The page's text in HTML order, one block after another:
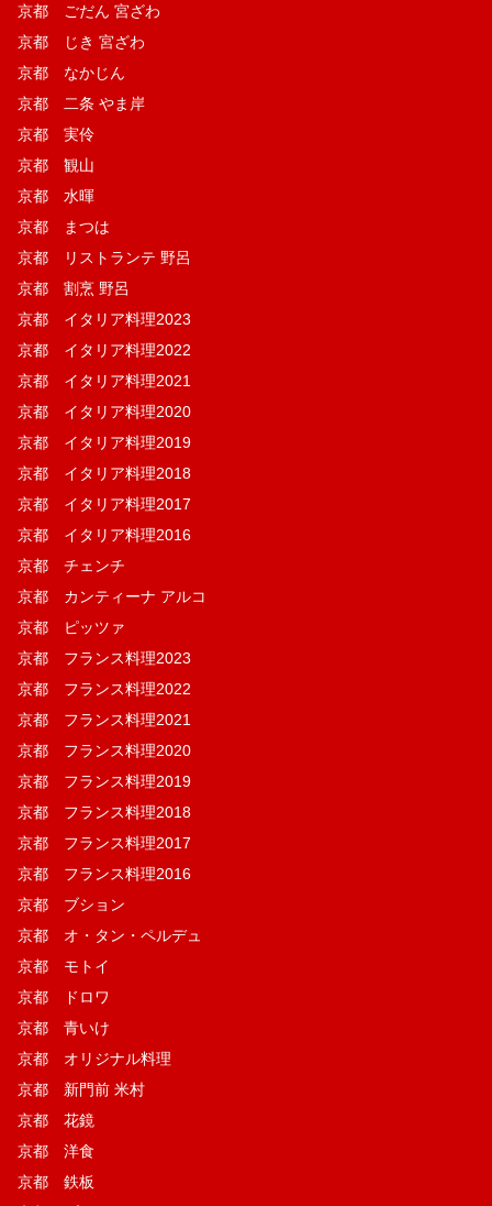
京都 ごだん 宮ざわ
京都 じき 宮ざわ
京都 なかじん
京都 二条 やま岸
京都 実伶
京都 観山
京都 水暉
京都 まつは
京都 リストランテ 野呂
京都 割烹 野呂
京都 イタリア料理2023
京都 イタリア料理2022
京都 イタリア料理2021
京都 イタリア料理2020
京都 イタリア料理2019
京都 イタリア料理2018
京都 イタリア料理2017
京都 イタリア料理2016
京都 チェンチ
京都 カンティーナ アルコ
京都 ピッツァ
京都 フランス料理2023
京都 フランス料理2022
京都 フランス料理2021
京都 フランス料理2020
京都 フランス料理2019
京都 フランス料理2018
京都 フランス料理2017
京都 フランス料理2016
京都 ブション
京都 オ・タン・ペルデュ
京都 モトイ
京都 ドロワ
京都 青いけ
京都 オリジナル料理
京都 新門前 米村
京都 花鏡
京都 洋食
京都 鉄板